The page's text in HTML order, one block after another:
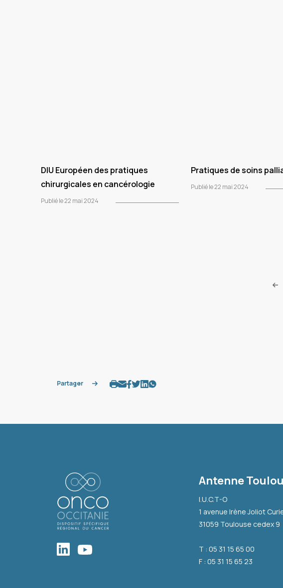
DIU Européen des pratiques
chirurgicales en cancérologie
Publié le 22 mai 2024
Pratiques de soins
Publié le 22 mai 2024
Partager
Antenne
I.U.C.T-O
1 avenue Irène Joliot
31059 Toulouse cedex 9
T : 05 31 15 65 00
F : 05 31 15 65 23